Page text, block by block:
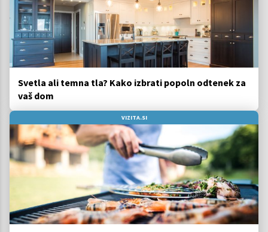
Svetla ali temna tla? Kako izbrati popoln odtenek za
vaš dom
VIZITA.SI